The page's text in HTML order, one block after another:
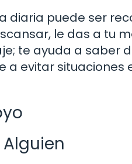
diaria puede ser
le das a tu
te ayuda a saber
a evitar